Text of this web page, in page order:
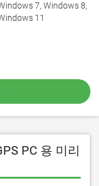
7, Windows 8,
11
PC 용 미리